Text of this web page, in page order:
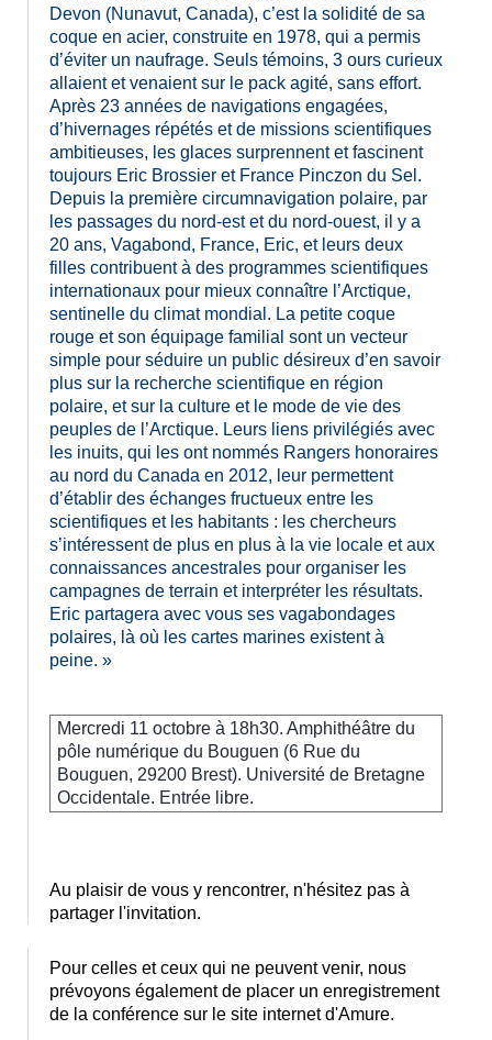
Devon (Nunavut, Canada), c’est la solidité de sa
coque en acier, construite en 1978, qui a permis
d’éviter un naufrage. Seuls témoins, 3 ours curieux
allaient et venaient sur le pack agité, sans effort.
Après 23 années de navigations engagées,
d’hivernages répétés et de missions scientifiques
ambitieuses, les glaces surprennent et fascinent
toujours Eric Brossier et France Pinczon du Sel.
Depuis la première circumnavigation polaire, par
les passages du nord-est et du nord-ouest, il y a
20 ans, Vagabond, France, Eric, et leurs deux
filles contribuent à des programmes scientifiques
internationaux pour mieux connaître l’Arctique,
sentinelle du climat mondial. La petite coque
rouge et son équipage familial sont un vecteur
simple pour séduire un public désireux d’en savoir
plus sur la recherche scientifique en région
polaire, et sur la culture et le mode de vie des
peuples de l’Arctique. Leurs liens privilégiés avec
les inuits, qui les ont nommés Rangers honoraires
au nord du Canada en 2012, leur permettent
d’établir des échanges fructueux entre les
scientifiques et les habitants : les chercheurs
s’intéressent de plus en plus à la vie locale et aux
connaissances ancestrales pour organiser les
campagnes de terrain et interpréter les résultats.
Eric partagera avec vous ses vagabondages
polaires, là où les cartes marines existent à
peine. »
Mercredi 11 octobre à 18h30. Amphithéâtre du
pôle numérique du Bouguen (6 Rue du
Bouguen, 29200 Brest). Université de Bretagne
Occidentale. Entrée libre.
Au plaisir de vous y rencontrer, n'hésitez pas à
partager l'invitation.
Pour celles et ceux qui ne peuvent venir, nous
prévoyons également de placer un enregistrement
de la conférence sur le site internet d'Amure.